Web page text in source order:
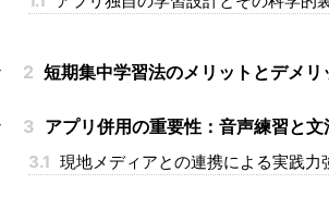
2 短期集中学習法のメリットとデメリ
3 アプリ併用の重要性：音声練習と文
3.1 現地メディアとの連携による実践力